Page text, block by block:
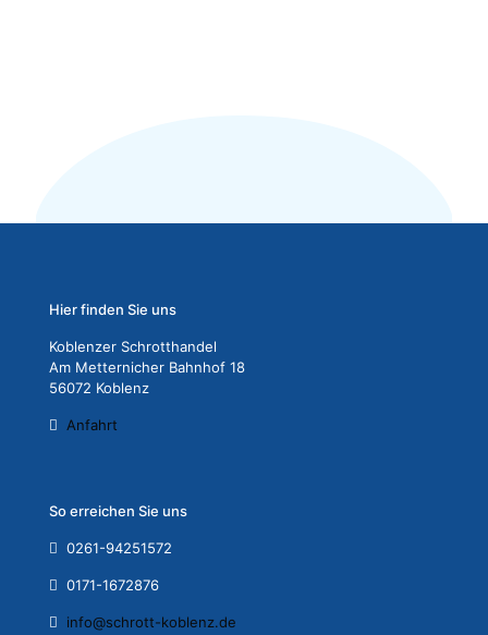
Hier finden Sie uns
Koblenzer Schrotthandel
Am Metternicher Bahnhof 18
56072 Koblenz
Anfahrt
So erreichen Sie uns
0261-94251572
0171-1672876
info@schrott-koblenz.de